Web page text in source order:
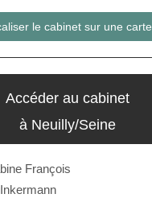
le cabinet sur une carte
Accéder au cabinet
à Neuilly/Seine
François